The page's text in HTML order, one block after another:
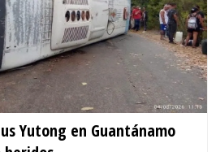
Yutong en Guantánamo